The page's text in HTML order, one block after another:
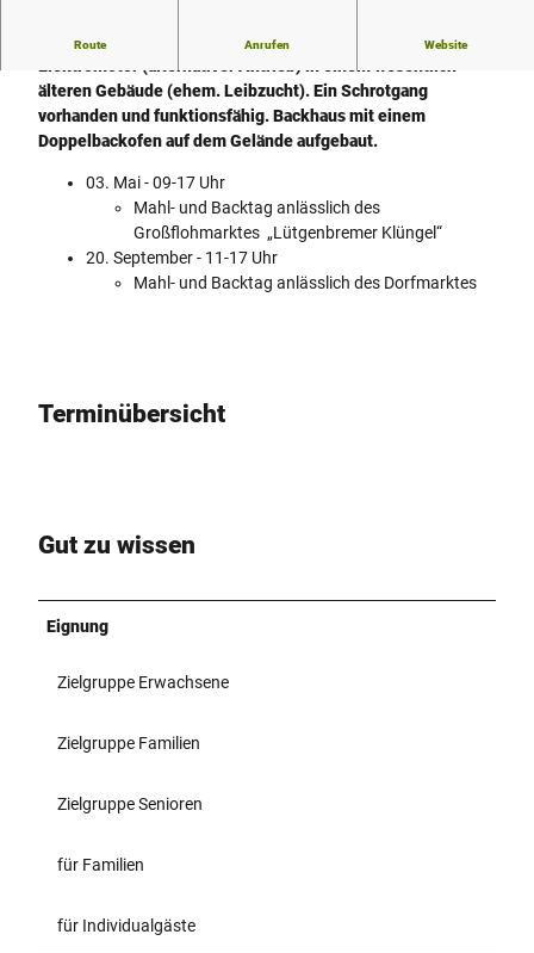
Route Anrufen Website
Wassermühle von 1810 mit kleiner Francis-Turbine und
älteren Gebäude (ehem. Leibzucht). Ein Schrotgang
vorhanden und funktionsfähig. Backhaus mit einem
Doppelbackofen auf dem Gelände aufgebaut.
03. Mai - 09-17 Uhr
Mahl- und Backtag anlässlich des
Großflohmarktes „Lütgenbremer Klüngel“
20. September - 11-17 Uhr
Mahl- und Backtag anlässlich des Dorfmarktes
Terminübersicht
Gut zu wissen
Eignung
Zielgruppe Erwachsene
Zielgruppe Familien
Zielgruppe Senioren
für Familien
für Individualgäste